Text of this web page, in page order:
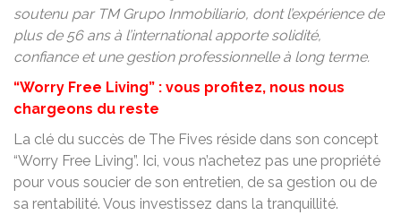
soutenu par TM Grupo Inmobiliario, dont l’expérience de
plus de 56 ans à l’international apporte solidité,
confiance et une gestion professionnelle à long terme.
“Worry Free Living” : vous profitez, nous nous
chargeons du reste
La clé du succès de The Fives réside dans son concept
“Worry Free Living”. Ici, vous n’achetez pas une propriété
pour vous soucier de son entretien, de sa gestion ou de
sa rentabilité. Vous investissez dans la tranquillité.